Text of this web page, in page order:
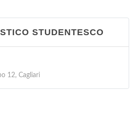
STUDENTESCO
12, Cagliari